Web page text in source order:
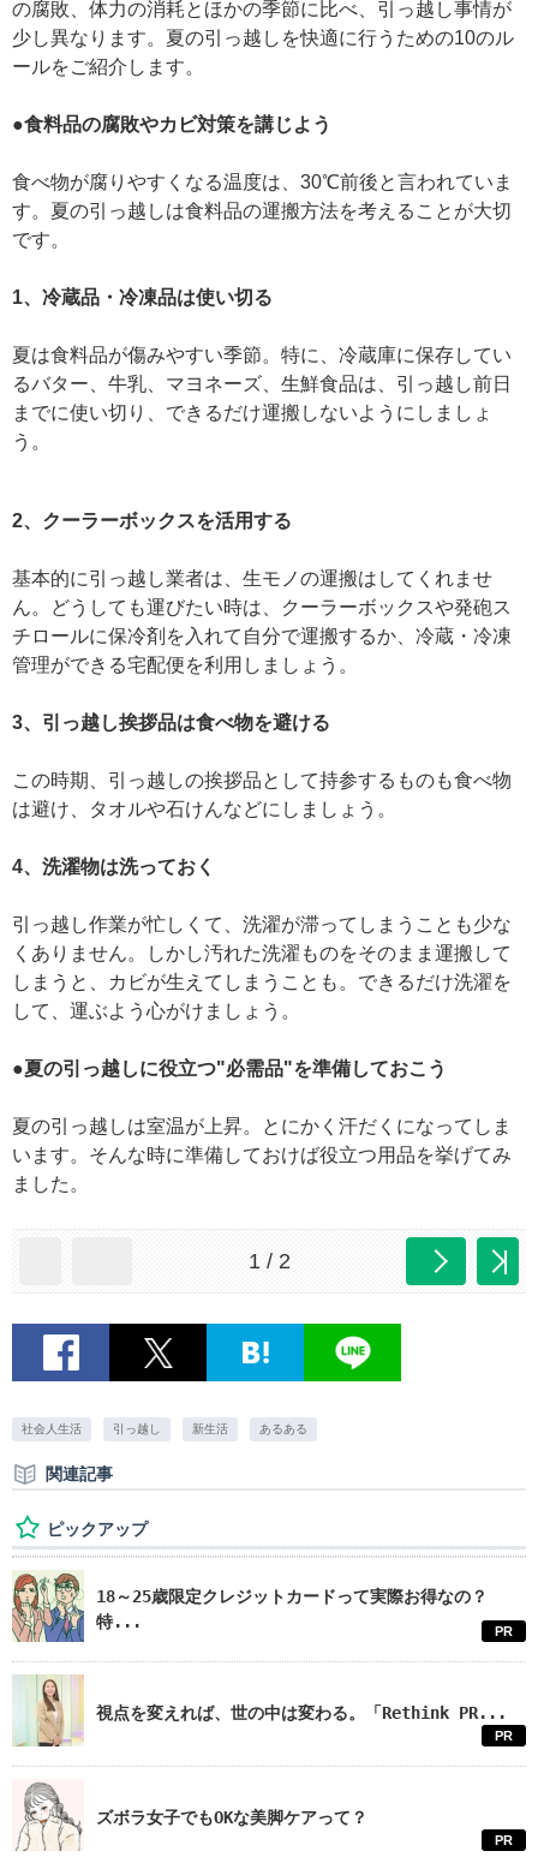
の腐敗、体力の消耗とほかの季節に比べ、引っ越し事情が
少し異なります。夏の引っ越しを快適に行うための10のル
ールをご紹介します。
●食料品の腐敗やカビ対策を講じよう
食べ物が腐りやすくなる温度は、30℃前後と言われていま
す。夏の引っ越しは食料品の運搬方法を考えることが大切
です。
1、冷蔵品・冷凍品は使い切る
夏は食料品が傷みやすい季節。特に、冷蔵庫に保存してい
るバター、牛乳、マヨネーズ、生鮮食品は、引っ越し前日
までに使い切り、できるだけ運搬しないようにしましょ
う。
2、クーラーボックスを活用する
基本的に引っ越し業者は、生モノの運搬はしてくれませ
ん。どうしても運びたい時は、クーラーボックスや発砲ス
チロールに保冷剤を入れて自分で運搬するか、冷蔵・冷凍
管理ができる宅配便を利用しましょう。
3、引っ越し挨拶品は食べ物を避ける
この時期、引っ越しの挨拶品として持参するものも食べ物
は避け、タオルや石けんなどにしましょう。
4、洗濯物は洗っておく
引っ越し作業が忙しくて、洗濯が滞ってしまうことも少な
くありません。しかし汚れた洗濯ものをそのまま運搬して
しまうと、カビが生えてしまうことも。できるだけ洗濯を
して、運ぶよう心がけましょう。
●夏の引っ越しに役立つ"必需品"を準備しておこう
夏の引っ越しは室温が上昇。とにかく汗だくになってしま
います。そんな時に準備しておけば役立つ用品を挙げてみ
ました。
1 / 2
社会人生活 引っ越し 新生活 あるある
関連記事
ピックアップ
18～25歳限定クレジットカードって実際お得なの？
特...
PR
視点を変えれば、世の中は変わる。「Rethink PR...
PR
ズボラ女子でもOKな美脚ケアって？
PR